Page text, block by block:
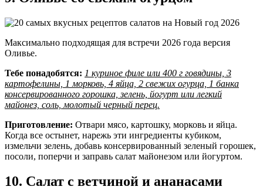
Максимально подходящая для встречи 2026 года версия
Оливье.
Тебе понадобятся: 1 куриное филе или 400 г говядины, 3
картофелины, 1 морковь, 4 яйца, 2 свежих огурца, 1 банка
консервированного горошка, зелень, йогурт или легкий
майонез, соль, молотый черный перец.
Приготовление: Отвари мясо, картошку, морковь и яйца.
Когда все остынет, нарежь эти ингредиенты кубиком,
измельчи зелень, добавь консервированный зеленый горошек,
посоли, поперчи и заправь салат майонезом или йогуртом.
10. Салат с ветчиной и ананасами